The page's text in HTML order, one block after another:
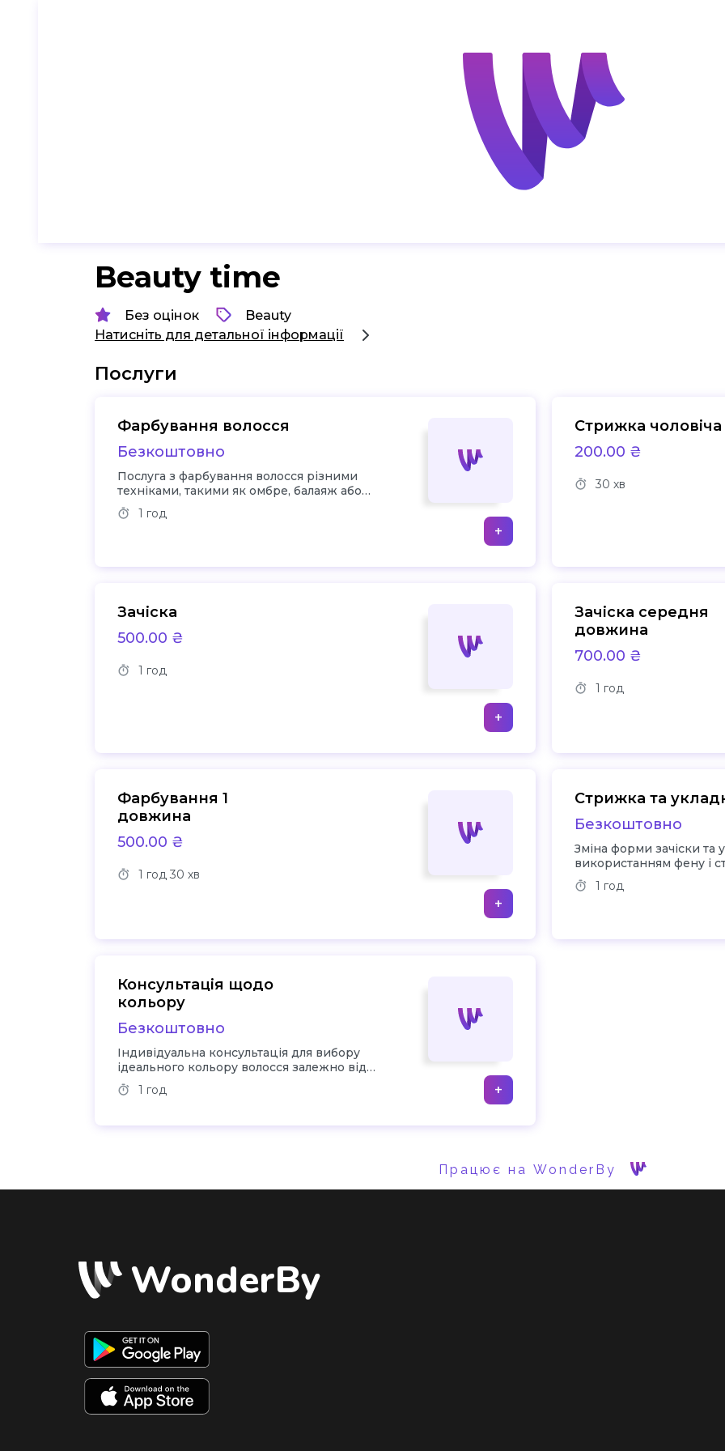
Beauty time
Без оцінок
Beauty
Натисніть для детальної інформації
Послуги
Фарбування волосся
Безкоштовно
Послуга з фарбування волосся різними
техніками, такими як омбре, балаяж або
однотонне фарбування
1 год
+
Стрижка чоловіча
200.00 ₴
30 хв
Зачіска
500.00 ₴
1 год
+
Зачіска середня
довжина
700.00 ₴
1 год
Фарбування 1
довжина
500.00 ₴
1 год 30 хв
+
Стрижка та
Безкоштовно
Зміна форми зачіски та
використанням фену і
1 год
Консультація щодо
кольору
Безкоштовно
Індивідуальна консультація для вибору
ідеального кольору волосся залежно від
кольору шкіри і вподобань клієнта
1 год +
Працює на WonderBy
WonderBy